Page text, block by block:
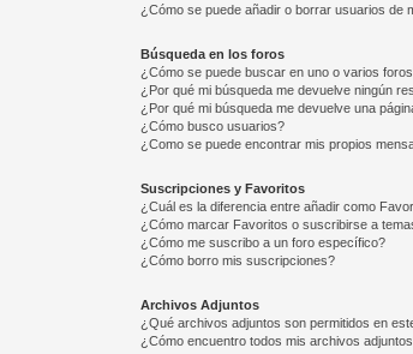
¿Cómo se puede añadir o borrar usuarios de
Búsqueda en los foros
¿Cómo se puede buscar en uno o varios
¿Por qué mi búsqueda me devuelve ningún
¿Por qué mi búsqueda me devuelve una
¿Cómo busco usuarios?
¿Como se puede encontrar mis propios
Suscripciones y Favoritos
¿Cuál es la diferencia entre añadir como
¿Cómo marcar Favoritos o suscribirse a
¿Cómo me suscribo a un foro específico?
¿Cómo borro mis suscripciones?
Archivos Adjuntos
¿Qué archivos adjuntos son permitidos en
¿Cómo encuentro todos mis archivos